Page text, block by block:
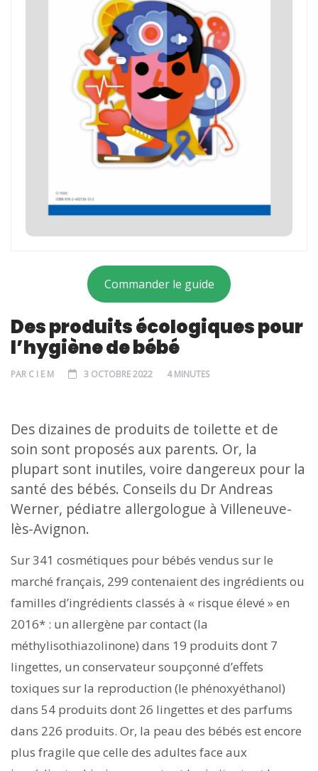
Commander le guide
Des produits écologiques pour
l’hygiène de bébé
PAR C I E M 3 OCTOBRE 2022 4 MINUTES
Des dizaines de produits de toilette et de
soin sont proposés aux parents. Or, la
plupart sont inutiles, voire dangereux pour la
santé des bébés. Conseils du Dr Andreas
Werner, pédiatre allergologue à Villeneuve-
lès-Avignon.
Sur 341 cosmétiques pour bébés vendus sur le
marché français, 299 contenaient des ingrédients ou
familles d’ingrédients classés à « risque élevé » en
2016* : un allergène par contact (la
méthylisothiazolinone) dans 19 produits dont 7
lingettes, un conservateur soupçonné d’effets
toxiques sur la reproduction (le phénoxyéthanol)
dans 54 produits dont 26 lingettes et des parfums
dans 226 produits. Or, la peau des bébés est encore
plus fragile que celle des adultes face aux